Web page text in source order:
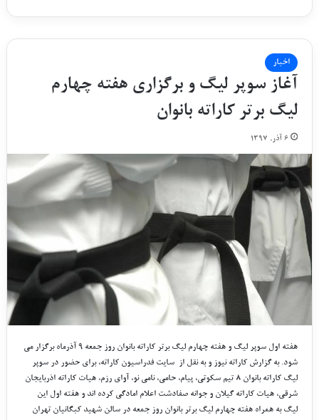
اخبار
آغاز سوپر لیگ و برگزاری هفته چهارم
لیگ برتر کاراته بانوان
۶ آذر, ۱۳۹۷
هفته اول سوپر لیگ و هفته چهارم لیگ برتر کاراته بانوان روز جمعه ۹ آذرماه برگزار می
شود. به گزارش کاراته نیوز و به نقل از سایت فدراسیون کاراته، برای حضور در سوپر
لیگ کاراته بانوان ۸ تیم سکوتی، پیام، حامی، نامی نو، آوای رزم، هیات کاراته اذربایجان
شرقی، هیات کاراته گیلان و جوانه صفادشت اعلام امادگی کرده اند و هفته اول این
لیگ به همراه هفته چهارم لیگ برتر بانوان روز جمعه در سالن شهید کبگانیان تهران